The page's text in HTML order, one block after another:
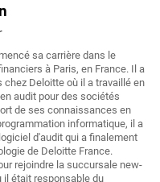
sa carrière dans le
à Paris, en France. Il a
Deloitte où il a travaillé en
audit pour des sociétés
de ses connaissances en
informatique, il a
d'audit qui a finalement
de Deloitte France.
rejoindre la succursale new-
il était responsable du